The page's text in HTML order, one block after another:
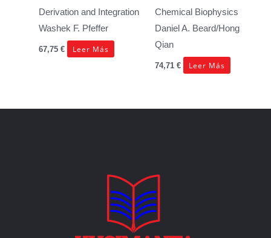
Derivation and Integration
Washek F. Pfeffer
67,75 € Leer Más
Chemical Biophysics
Daniel A. Beard/Hong
Qian
74,71 € Leer Más